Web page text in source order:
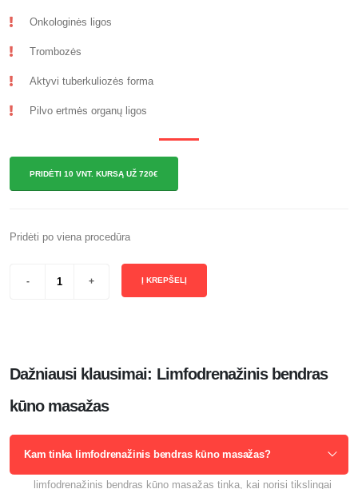
Onkologinės ligos
Trombozės
Aktyvi tuberkuliozės forma
Pilvo ertmės organų ligos
PRIDĖTI 10 VNT. KURSĄ UŽ 720€
Pridėti po viena procedūra
Į KREPŠELĮ
Dažniausi klausimai: Limfodrenažinis bendras
kūno masažas
Kam tinka limfodrenažinis bendras kūno masažas?
limfodrenažinis bendras kūno masažas tinka, kai norisi tikslingai